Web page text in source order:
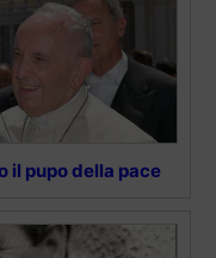
il pupo della pace